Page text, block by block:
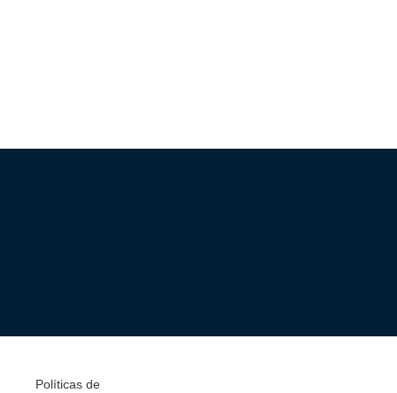
Políticas de